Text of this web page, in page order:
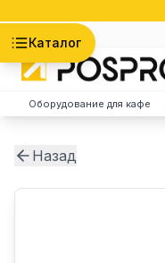
Каталог
Оборудование для кафе
Назад